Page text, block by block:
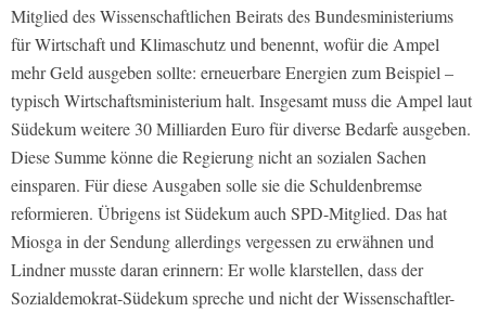
Mitglied des Wissenschaftlichen Beirats des Bundesministeriums
für Wirtschaft und Klimaschutz und benennt, wofür die Ampel
mehr Geld ausgeben sollte: erneuerbare Energien zum Beispiel –
typisch Wirtschaftsministerium halt. Insgesamt muss die Ampel laut
Südekum weitere 30 Milliarden Euro für diverse Bedarfe ausgeben.
Diese Summe könne die Regierung nicht an sozialen Sachen
einsparen. Für diese Ausgaben solle sie die Schuldenbremse
reformieren. Übrigens ist Südekum auch SPD-Mitglied. Das hat
Miosga in der Sendung allerdings vergessen zu erwähnen und
Lindner musste daran erinnern: Er wolle klarstellen, dass der
Sozialdemokrat-Südekum spreche und nicht der Wissenschaftler-